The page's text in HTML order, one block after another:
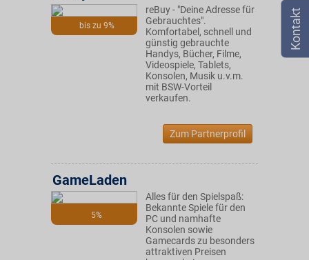
☎ 0800 - 279 25 82
bis zu 9%
reBuy - "Deine Adresse für
Gebrauchtes".
Komfortabel, schnell und
günstig gebrauchte
Handys, Bücher, Filme,
Videospiele, Tablets,
Konsolen, Musik u.v.m.
mit BSW-Vorteil
verkaufen.
Zum Partnerprofil
5%
GameLaden
Alles für den Spielspaß:
Bekannte Spiele für den
PC und namhafte
Konsolen sowie
Gamecards zu besonders
attraktiven Preisen